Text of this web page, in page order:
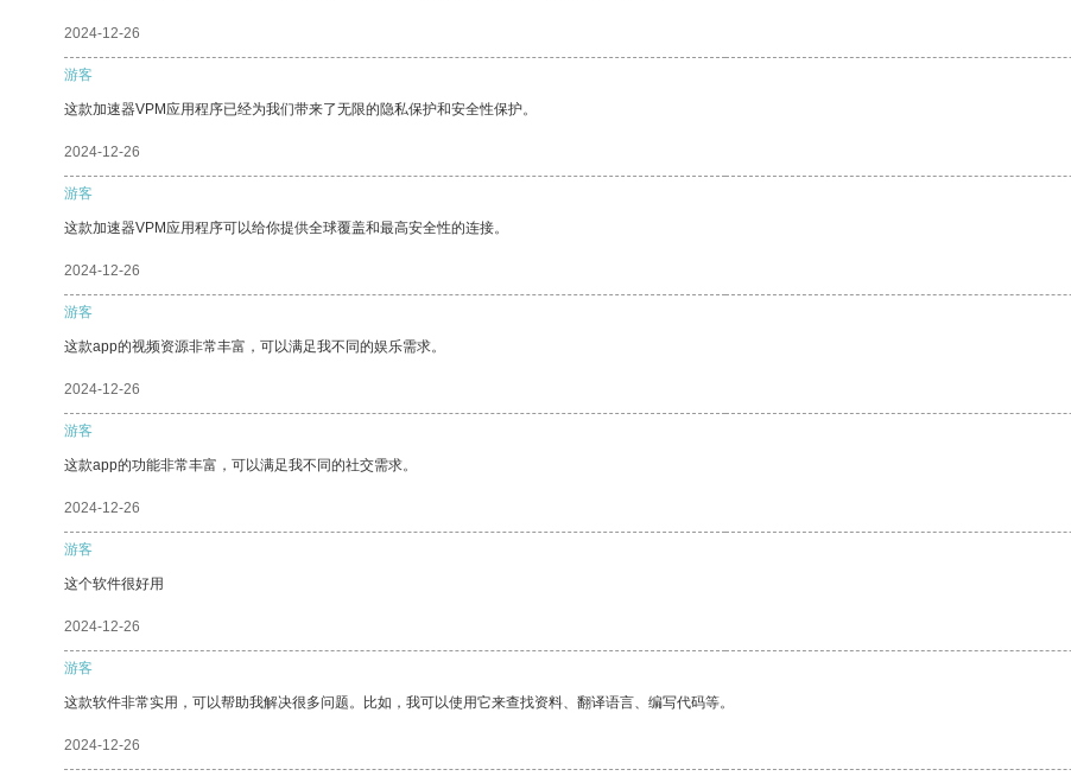
2024-12-26
游客
这款加速器VPM应用程序已经为我们带来了无限的隐私保护和安全性保护。
2024-12-26
游客
这款加速器VPM应用程序可以给你提供全球覆盖和最高安全性的连接。
2024-12-26
游客
这款app的视频资源非常丰富，可以满足我不同的娱乐需求。
2024-12-26
游客
这款app的功能非常丰富，可以满足我不同的社交需求。
2024-12-26
游客
这个软件很好用
2024-12-26
游客
这款软件非常实用，可以帮助我解决很多问题。比如，我可以使用它来查找资料、翻译语言、编写代码等。
2024-12-26